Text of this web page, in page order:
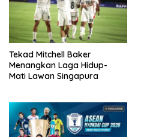
Tekad Mitchell Baker
Menangkan Laga Hidup-
Mati Lawan Singapura